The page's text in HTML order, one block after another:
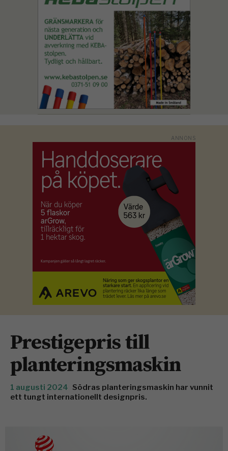
Prestigepris till
planteringsmaskin
1 augusti 2024 Södras planteringsmaskin har vunnit
ett tungt internationellt designpris.